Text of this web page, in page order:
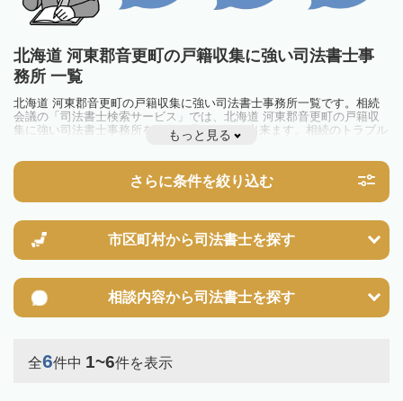
北海道 河東郡音更町の戸籍収集に強い司法書士事
務所 一覧
北海道 河東郡音更町の戸籍収集に強い司法書士事務所一覧です。相続
会議の「司法書士検索サービス」では、北海道 河東郡音更町の戸籍収
集に強い司法書士事務所を一覧で見ることが出来ます。相続のトラブル
やお悩みを抱えている方は一度近隣の司法書士に相談してみましょう。
もっと見る
さらに条件を絞り込む
市区町村から司法書士を探す
相談内容から司法書士を探す
全6件中 1~6件を表示